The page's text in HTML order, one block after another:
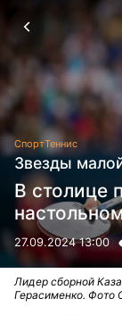
СпортТеннис
Звезды
В столице
27.09.2024 13:00
Лидер сборной
Герасименко. Фото